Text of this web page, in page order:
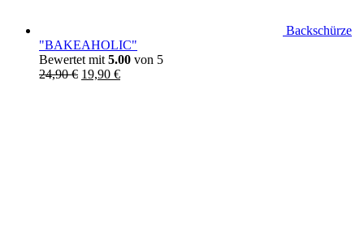
Backschürze
"BAKEAHOLIC"
Bewertet mit 5.00 von 5
24,90€ Ursprünglicher
19,90 €Aktueller